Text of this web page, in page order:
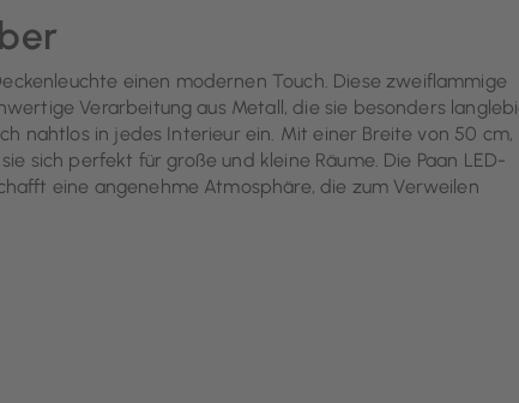
einen modernen Touch. Diese zweiflammige
Verarbeitung aus Metall, die sie besonders
nahtlos in jedes Interieur ein. Mit einer Breite von 50 cm,
sich perfekt für große und kleine Räume. Die Paan LED-
eine angenehme Atmosphäre, die zum Verweilen